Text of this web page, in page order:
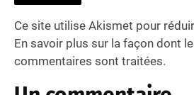
Ce site utilise Akismet pour
En savoir plus sur la façon dont
commentaires sont traitées.